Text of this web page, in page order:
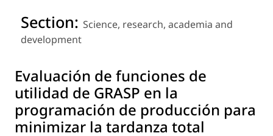
Section: Science, research, academia and
development
Evaluación de funciones de
utilidad de GRASP en la
programación de producción para
minimizar la tardanza total